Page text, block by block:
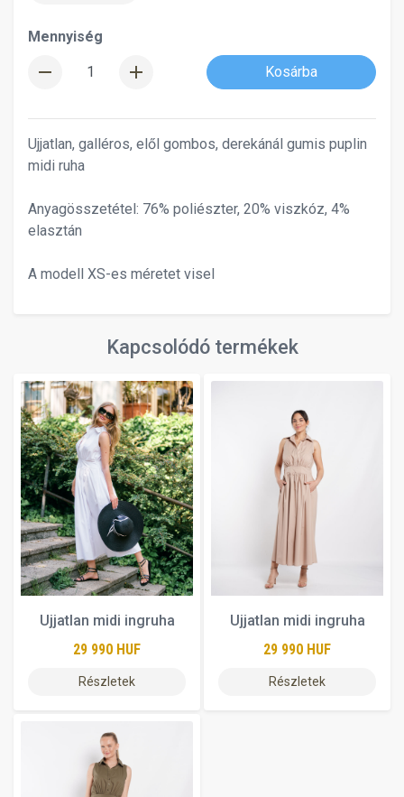
Mennyiség
remove add Kosárba
Ujjatlan, galléros, elől gombos, derekánál gumis puplin
midi ruha
Anyagösszetétel: 76% poliészter, 20% viszkóz, 4%
elasztán
A modell XS-es méretet visel
Kapcsolódó termékek
Ujjatlan midi ingruha
29 990 HUF
Részletek
Ujjatlan midi ingruha
29 990 HUF
Részletek